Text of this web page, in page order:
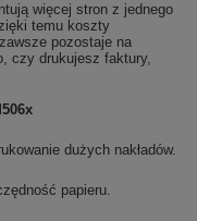
więcej stron z jednego
temu koszty
pozostaje na
czy drukujesz faktury,
dużych nakładów.
papieru.